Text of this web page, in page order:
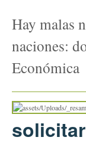
Hay malas
naciones:
Económica